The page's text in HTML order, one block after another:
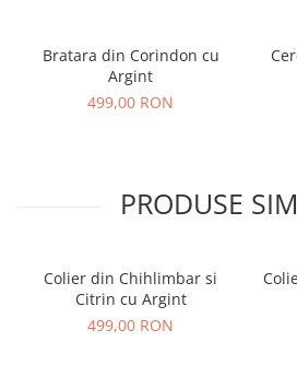
Bratara din Corindon cu
Argint
499,00 RON
PRODUSE
Colier din Chihlimbar si
Citrin cu Argint
499,00 RON